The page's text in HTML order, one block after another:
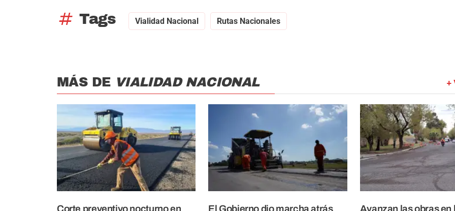
tag Tags Vialidad Nacional Rutas Nacionales
+
MÁS DE VIALIDAD NACIONAL
Corte preventivo nocturno en
El Gobierno dio marcha atrás
Avanzan las obras en